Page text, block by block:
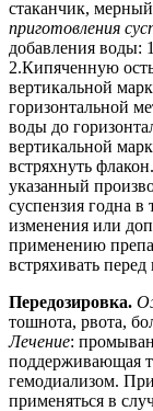
стаканчик,
приготовления
добавления воды:
2.Кипяченную
вертикальной
горизонтальной
воды до
вертикальной
встряхнуть
указанный
суспензия годна
изменения или
применению
встряхивать
Передозировка.
тошнота, рвота,
Лечение:
поддерживающая
гемодиализом.
применяться в